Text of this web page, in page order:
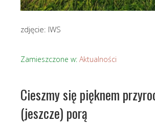
zdjęcie: IWS
Zamieszczone w: Aktualności
Cieszmy się pięknem
(jeszcze) porą